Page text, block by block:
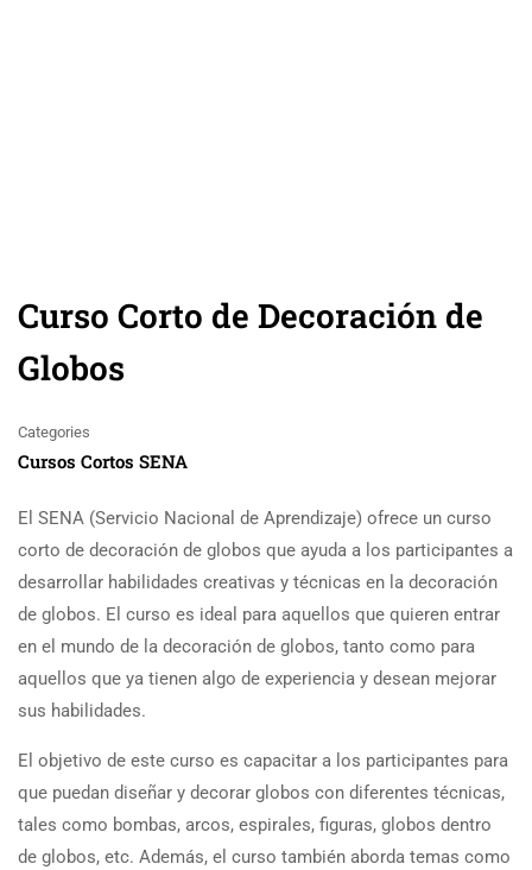
Curso Corto de Decoración de
Globos
Categories
Cursos Cortos SENA
El SENA (Servicio Nacional de Aprendizaje) ofrece un curso
corto de decoración de globos que ayuda a los participantes a
desarrollar habilidades creativas y técnicas en la decoración
de globos. El curso es ideal para aquellos que quieren entrar
en el mundo de la decoración de globos, tanto como para
aquellos que ya tienen algo de experiencia y desean mejorar
sus habilidades.
El objetivo de este curso es capacitar a los participantes para
que puedan diseñar y decorar globos con diferentes técnicas,
tales como bombas, arcos, espirales, figuras, globos dentro
de globos, etc. Además, el curso también aborda temas como